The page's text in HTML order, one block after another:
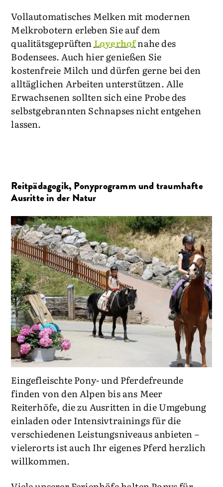
Vollautomatisches Melken mit modernen
Melkrobotern erleben Sie auf dem
qualitätsgeprüften Loyerhofnahe des
Bodensees. Auch hier genießen Sie
kostenfreie Milch und dürfen gerne bei den
alltäglichen Arbeiten unterstützen. Alle
Erwachsenen sollten sich eine Probe des
selbstgebrannten Schnapses nicht entgehen
lassen.
Reitpädagogik, Ponyprogramm und traumhafte
Ausritte in der Natur
Eingefleischte Pony- und Pferdefreunde
finden von den Alpen bis ans Meer
Reiterhöfe, die zu Ausritten in die Umgebung
einladen oder Intensivtrainings für die
verschiedenen Leistungsniveaus anbieten –
vielerorts ist auch Ihr eigenes Pferd herzlich
willkommen.